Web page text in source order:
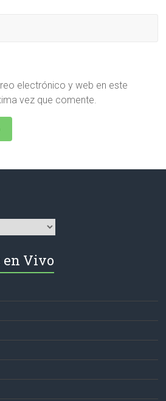
electrónico y web en este
vez que comente.
en Vivo